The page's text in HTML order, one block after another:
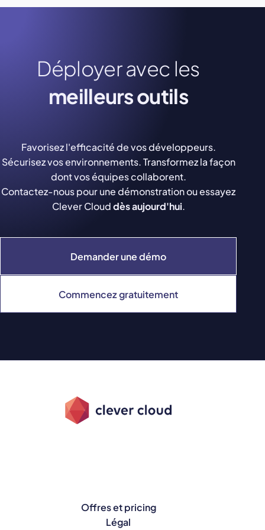
Déployer avec les
meilleurs outils
Demander une démo
Commencez gratuitement
Favorisez l'efficacité de vos développeurs.
Sécurisez vos environnements. Transformez la façon
dont vos équipes collaborent.
Contactez-nous pour une démonstration ou essayez
Clever Clouddès aujourd'hui.
Offres et pricing
Légal